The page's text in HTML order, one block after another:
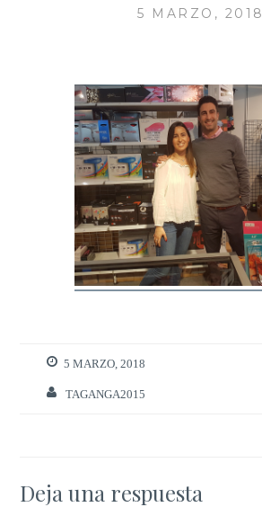
5 MARZO, 2018
5 MARZO, 2018
TAGANGA2015
Deja una respuesta